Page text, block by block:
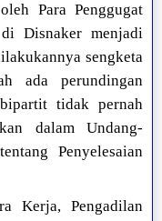
Para Penggugat
Disnaker menjadi
sengketa
ada perundingan
tidak pernah
dalam Undang-
Penyelesaian
Kerja, Pengadilan